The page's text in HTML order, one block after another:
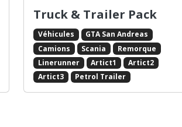
Truck & Trailer Pack
Véhicules
GTA San Andreas
Camions
Scania
Remorque
Linerunner
Artict1
Artict2
Artict3
Petrol Trailer